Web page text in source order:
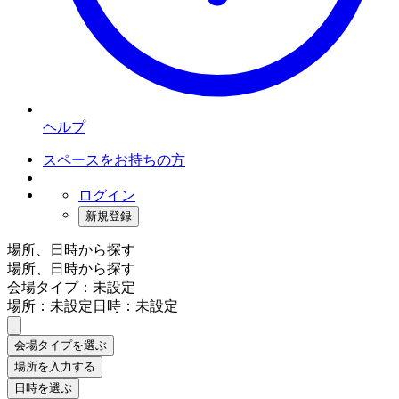
ヘルプ
スペースをお持ちの方
ログイン
新規登録
場所、日時から探す
場所、日時から探す
会場タイプ：未設定
場所：未設定日時：未設定
会場タイプを選ぶ
場所を入力する
日時を選ぶ